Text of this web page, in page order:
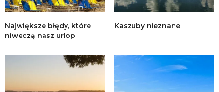
Największe błędy, które
niweczą nasz urlop
Kaszuby nieznane